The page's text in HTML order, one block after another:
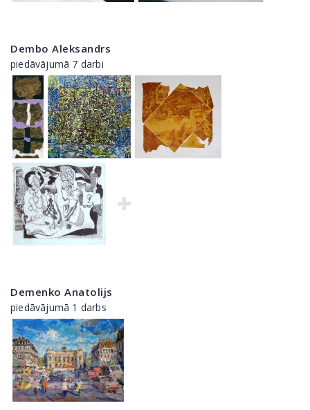
Dembo Aleksandrs
piedāvājumā 7 darbi
Demenko Anatolijs
piedāvājumā 1 darbs